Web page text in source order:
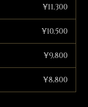
¥11,300
¥10,500
¥9,800
¥8,800